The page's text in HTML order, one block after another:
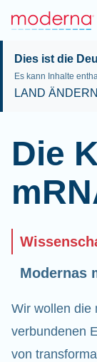
Dies ist die
Es kann Inhalte
LAND ÄNDERN
Die
Modernas
Wir wollen die
verbundenen
von